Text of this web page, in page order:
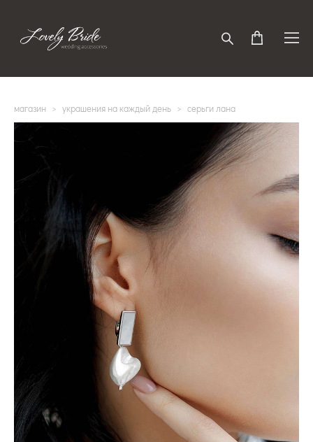
магазин > украшения на каждый день > серьги лана